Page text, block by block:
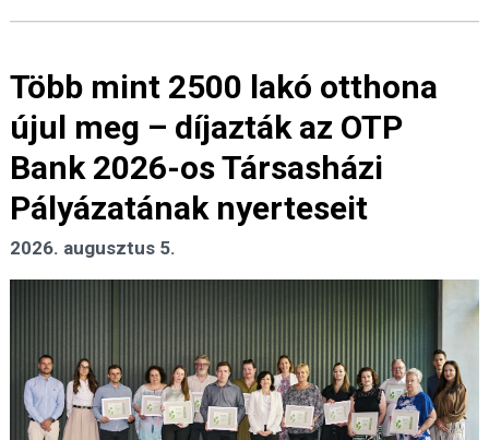
Több mint 2500 lakó otthona
újul meg – díjazták az OTP
Bank 2026-os Társasházi
Pályázatának nyerteseit
2026. augusztus 5.